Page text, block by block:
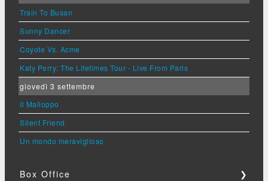
Train To Busan
Sunny Dancer
Coyote Vs. Acme
Katy Perry: The Lifetimes Tour - Live From Paris
giovedì 3 settembre
Il Malloppo
Silent Friend
Un mondo meraviglioso
Box Office ❯